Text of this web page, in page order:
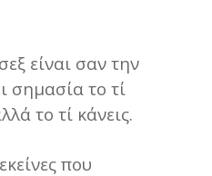
είναι σαν την
σημασία το τί
το τί κάνεις.
που